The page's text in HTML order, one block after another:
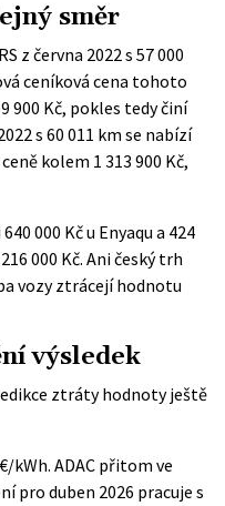
směr
z června 2022 s 57 000
ceníková cena tohoto
900 Kč, pokles tedy činí
s 60 011 km se nabízí
kolem 1 313 900 Kč,
000 Kč u Enyaqu a 424
000 Kč. Ani český trh
vozy ztrácejí hodnotu
výsledek
ztráty hodnoty ještě
kWh. ADAC přitom ve
pro duben 2026 pracuje s